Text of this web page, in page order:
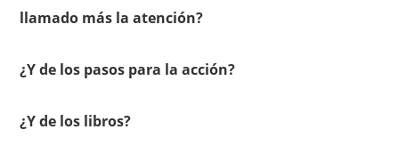
llamado más la atención?
¿Y de los pasos para la acción?
¿Y de los libros?